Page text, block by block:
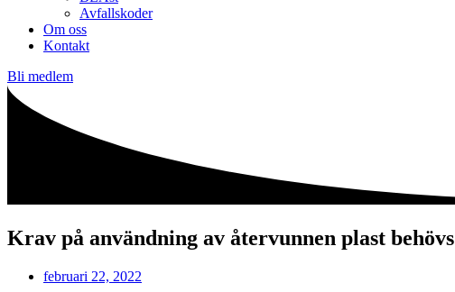
Avfallskoder
Om oss
Kontakt
Bli medlem
Krav på användning av återvunnen plast behövs
februari 22, 2022